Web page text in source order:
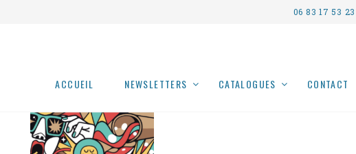
06 83 17 53
ACCUEIL NEWSLETTERS CATALOGUES CONTACT